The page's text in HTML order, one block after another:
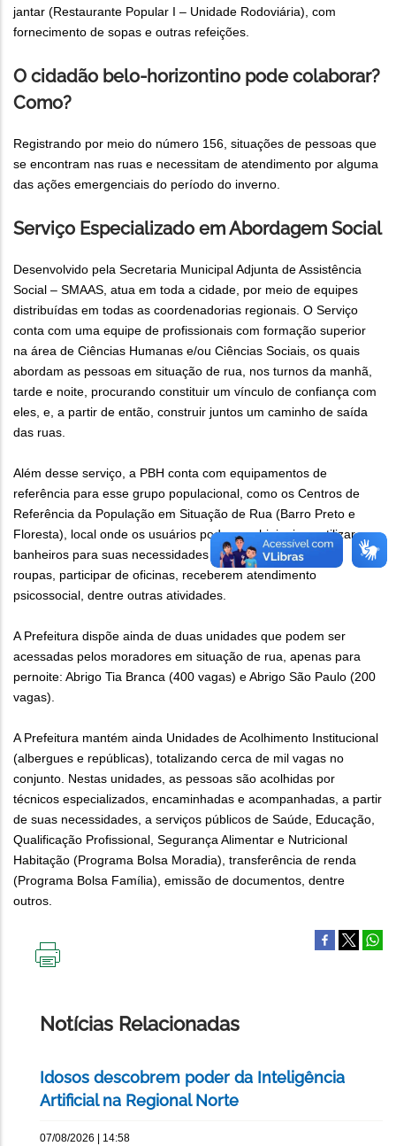
jantar (Restaurante Popular I – Unidade Rodoviária), com
fornecimento de sopas e outras refeições.
O cidadão belo-horizontino pode colaborar?
Como?
Registrando por meio do número 156, situações de pessoas que
se encontram nas ruas e necessitam de atendimento por alguma
das ações emergenciais do período do inverno.
Serviço Especializado em Abordagem Social
Desenvolvido pela Secretaria Municipal Adjunta de Assistência
Social – SMAAS, atua em toda a cidade, por meio de equipes
distribuídas em todas as coordenadorias regionais. O Serviço
conta com uma equipe de profissionais com formação superior
na área de Ciências Humanas e/ou Ciências Sociais, os quais
abordam as pessoas em situação de rua, nos turnos da manhã,
tarde e noite, procurando constituir um vínculo de confiança com
eles, e, a partir de então, construir juntos um caminho de saída
das ruas.
Além desse serviço, a PBH conta com equipamentos de
referência para esse grupo populacional, como os Centros de
Referência da População em Situação de Rua (Barro Preto e
Floresta), local onde os usuários podem se higienizar, utilizar
banheiros para suas necessidades fisiológicas, lavar suas
roupas, participar de oficinas, receberem atendimento
psicossocial, dentre outras atividades.
A Prefeitura dispõe ainda de duas unidades que podem ser
acessadas pelos moradores em situação de rua, apenas para
pernoite: Abrigo Tia Branca (400 vagas) e Abrigo São Paulo (200
vagas).
A Prefeitura mantém ainda Unidades de Acolhimento Institucional
(albergues e repúblicas), totalizando cerca de mil vagas no
conjunto. Nestas unidades, as pessoas são acolhidas por
técnicos especializados, encaminhadas e acompanhadas, a partir
de suas necessidades, a serviços públicos de Saúde, Educação,
Qualificação Profissional, Segurança Alimentar e Nutricional
Habitação (Programa Bolsa Moradia), transferência de renda
(Programa Bolsa Família), emissão de documentos, dentre
outros.
Notícias Relacionadas
Idosos descobrem poder da Inteligência
Artificial na Regional Norte
07/08/2026 | 14:58